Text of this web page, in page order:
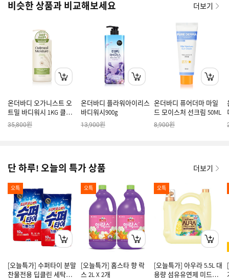
비슷한 상품과 비교해보세요 더보기
온더바디 오가니스트 오
트밀 바디워시 1KG 클린
솝 2개
35,800원
온더바디 플라워아이리스
바디워시900g
13,900원
온더바디 퓨어더마 마일
드 모이스처 선크림 50ML
8,900원
단 하루! 오늘의 특가 상품 더보기
오특
[오늘특가] 수퍼타이 분말
찬물전용 딥클린 세탁세
오특
[오늘특가] 홈스타 향 락
스 2L X 2개
오특
[오늘특가] 아우라 5.5L 대
용량 섬유유연제 미드나